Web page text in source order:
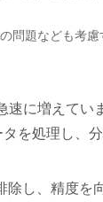
題なども考
に増えて
処理し、
し、精度